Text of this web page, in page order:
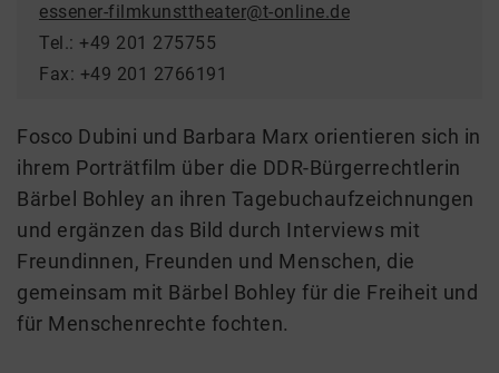
essener-filmkunsttheater@t-online.de
Tel.: +49 201 275755
Fax: +49 201 2766191
Fosco Dubini und Barbara Marx orientieren sich in
ihrem Porträtfilm über die DDR-Bürgerrechtlerin
Bärbel Bohley an ihren Tagebuchaufzeichnungen
und ergänzen das Bild durch Interviews mit
Freundinnen, Freunden und Menschen, die
gemeinsam mit Bärbel Bohley für die Freiheit und
für Menschenrechte fochten.